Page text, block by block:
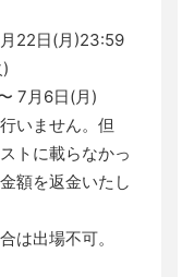
22日(月)23:59
7月6日(月)
いません。但
トに載らなかっ
額を返金いたし
は出場不可。